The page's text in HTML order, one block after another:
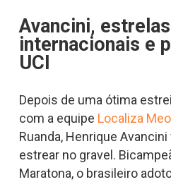
Avancini, estrelas
internacionais e
UCI
Depois de uma ótima
com a equipe Localiza
Ruanda, Henrique
estrear no gravel.
Maratona, o brasileiro